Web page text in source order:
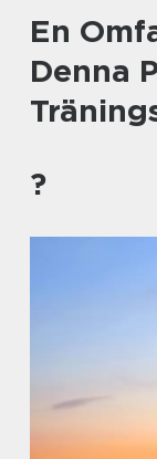
En
Denna
?